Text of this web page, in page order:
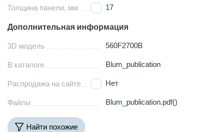
Толщина панели, мм 17
Дополнительная информация
3D модель 560F2700B
В каталоге Blum_publication
Распродажа на сайте Нет
Файлы Blum_publication.pdf()
Найти похожие